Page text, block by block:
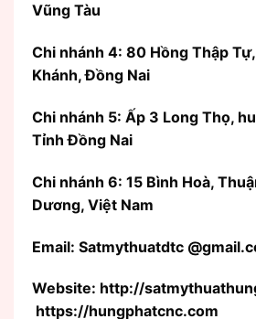
Vũng Tàu
Chi nhánh 4: 80 Hồng Thập
Khánh, Đồng Nai
Chi nhánh 5: Ấp 3 Long Thọ,
Tỉnh Đồng Nai
Chi nhánh 6: 15 Bình Hoà,
Dương, Việt Nam
Email: Satmythuatdtc
Website: http://
https://hungphatcnc.com